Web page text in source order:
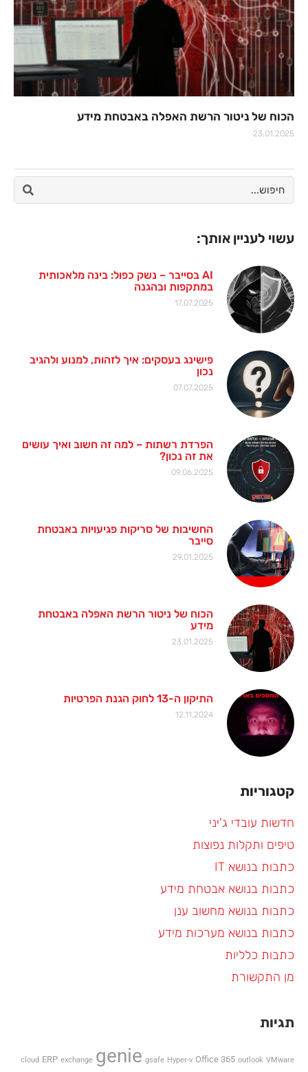
עשוי לעניין אותך:
AI בסייבר – נשק כפול: בינה מלאכותית
במתקפות ובהגנה
17.07.2025
פישינג בעסקים: איך לזהות, למנוע ולהגיב
נכון
07.07.2025
הפרדת רשתות – למה זה חשוב ואיך עושים
את זה נכון?
09.06.2025
החשיבות של סריקות פגיעויות באבטחת
סייבר
29.01.2025
הכוח של ניטור הרשת האפלה באבטחת
מידע
23.01.2025
התיקון ה-13 לחוק הגנת הפרטיות
12.11.2024
קטגוריות
חדשות עובדי ג'יני
טיפים ותקלות נפוצות
כתבות בנושא IT
כתבות בנושא אבטחת מידע
כתבות בנושא מחשוב ענן
כתבות בנושא מערכות מידע
כתבות כלליות
מן התקשורת
תגיות
cloud ERP exchange genie gsafe Hyper-v Office 365 outlook VMware
הכוח של ניטור הרשת האפלה באבטחת מידע
23.01.2025